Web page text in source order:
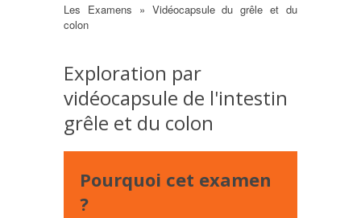
Fil
Les Examens
Vidéocapsule du grêle et du
colon
Exploration par
vidéocapsule de l'intestin
grêle et du colon
Pourquoi cet examen
?